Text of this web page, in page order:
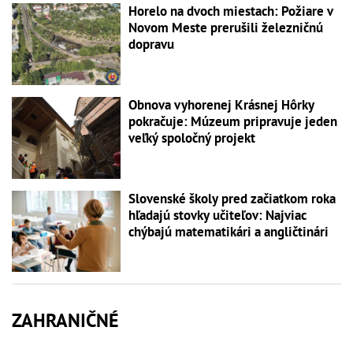
Horelo na dvoch miestach: Požiare v
Novom Meste prerušili železničnú
dopravu
Obnova vyhorenej Krásnej Hôrky
pokračuje: Múzeum pripravuje jeden
veľký spoločný projekt
Slovenské školy pred začiatkom roka
hľadajú stovky učiteľov: Najviac
chýbajú matematikári a angličtinári
ZAHRANIČNÉ